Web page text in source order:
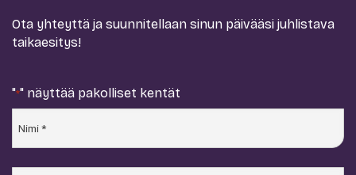
Ota yhteyttä ja suunnitellaan sinun päivääsi juhlistava
taikaesitys!
"*" näyttää pakolliset kentät
Nimi*
Yritys